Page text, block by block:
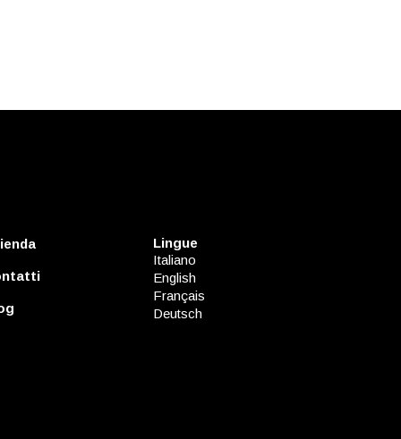
Lingue
Italiano
English
Français
Deutsch